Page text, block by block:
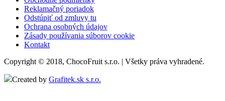
Reklamačný poriadok
Odstúpiť od zmluvy tu
Ochrana osobných údajov
Zásady používania súborov cookie
Kontakt
Copyright © 2018, ChocoFruit s.r.o. | Všetky práva vyhradené.
Created by Grafitek.sk s.r.o.